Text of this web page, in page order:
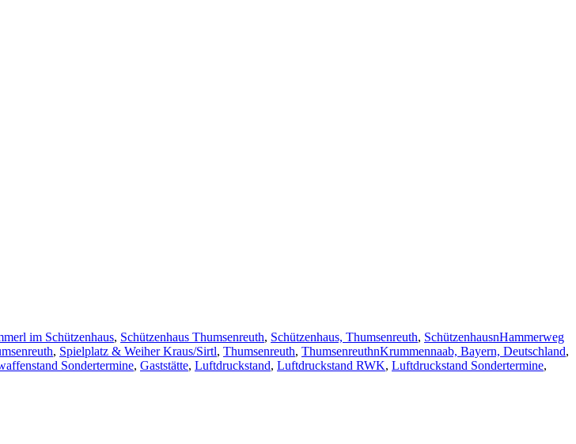
im Schützenhaus, Schützenhaus Thumsenreuth, Schützenhaus, Thumsenreuth, SchützenhausnHammerweg
, Spielplatz & Weiher Kraus/Sirtl, Thumsenreuth, ThumsenreuthnKrummennaab, Bayern, Deutschland,
Sondertermine, Gaststätte, Luftdruckstand, Luftdruckstand RWK, Luftdruckstand Sondertermine,